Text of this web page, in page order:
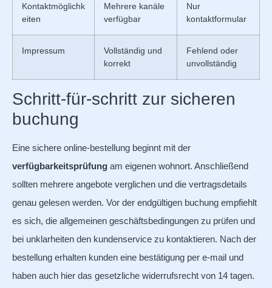
Kontaktmöglichk
eiten
Mehrere kanäle
verfügbar
Nur
kontaktformular
Impressum
Vollständig und
korrekt
Fehlend oder
unvollständig
Schritt-für-schritt zur sicheren
buchung
Eine sichere online-bestellung beginnt mit der
verfügbarkeitsprüfung am eigenen wohnort. Anschließend
sollten mehrere angebote verglichen und die vertragsdetails
genau gelesen werden. Vor der endgültigen buchung empfiehlt
es sich, die allgemeinen geschäftsbedingungen zu prüfen und
bei unklarheiten den kundenservice zu kontaktieren. Nach der
bestellung erhalten kunden eine bestätigung per e-mail und
haben auch hier das gesetzliche widerrufsrecht von 14 tagen.